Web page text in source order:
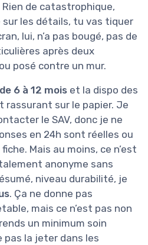
de catastrophique,
sur les détails, tu vas tiquer
lui, n’a pas bougé, pas de
après deux
posé contre un mur.
6 à 12 mois et la dispo des
rassurant sur le papier. Je
le SAV, donc je ne
en 24h sont réelles ou
Mais au moins, ce n’est
anonyme sans
niveau durabilité, je
. Ça ne donne pas
mais ce n’est pas non
un minimum soin
la jeter dans les